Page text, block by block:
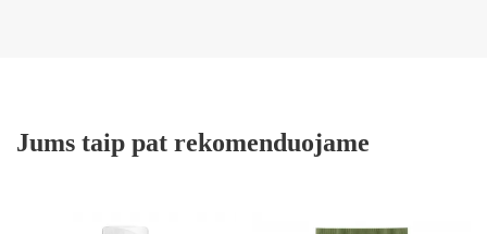
Jums taip pat rekomenduojame